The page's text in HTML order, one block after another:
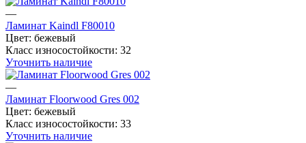
—
Ламинат Kaindl F80010
Цвет: бежевый
Класс износостойкости: 32
Уточнить наличие
—
Ламинат Floorwood Gres 002
Цвет: бежевый
Класс износостойкости: 33
Уточнить наличие